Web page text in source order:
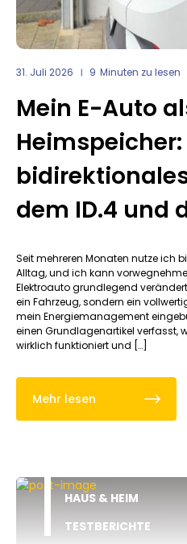
31. Juli 2026 9 Minuten zu lesen
Mein E-Auto
dem ID.4 und
Seit mehreren Monaten nutze ich
Alltag, und ich kann
Elektroauto grundlegend
ein Fahrzeug, sondern ein
mein Energiemanagement
einen Grundlagenartikel verfasst,
wirklich funktioniert und […]
Mehr lesen
HAUS & HEIM
TESTBERICHTE